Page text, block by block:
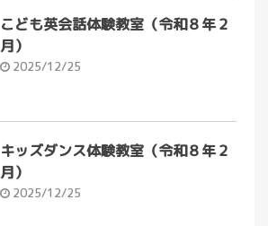
こども英会話体験教室（令和８年２
月）
2025/12/25
キッズダンス体験教室（令和８年２
月）
2025/12/25